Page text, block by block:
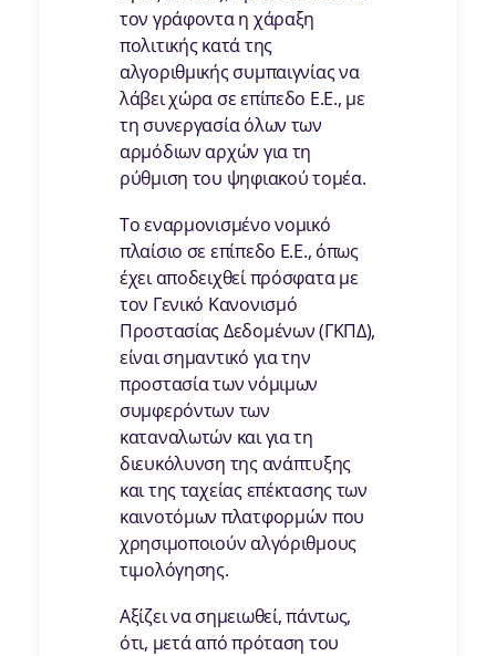
τον γράφοντα η χάραξη
πολιτικής κατά της
αλγοριθμικής συμπαιγνίας να
λάβει χώρα σε επίπεδο Ε.Ε., με
τη συνεργασία όλων των
αρμόδιων αρχών για τη
ρύθμιση του ψηφιακού τομέα.
Το εναρμονισμένο νομικό
πλαίσιο σε επίπεδο Ε.Ε., όπως
έχει αποδειχθεί πρόσφατα με
τον Γενικό Κανονισμό
Προστασίας Δεδομένων (ΓΚΠΔ),
είναι σημαντικό για την
προστασία των νόμιμων
συμφερόντων των
καταναλωτών και για τη
διευκόλυνση της ανάπτυξης
και της ταχείας επέκτασης των
καινοτόμων πλατφορμών που
χρησιμοποιούν αλγόριθμους
τιμολόγησης.
Αξίζει να σημειωθεί, πάντως,
ότι, μετά από πρόταση του